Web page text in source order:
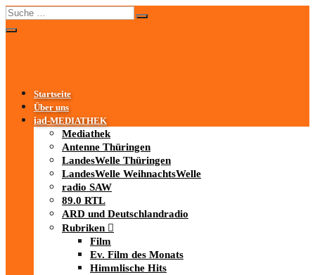
Startseite
Über uns
iad-MEDIATHEK
Mediathek
Antenne Thüringen
LandesWelle Thüringen
LandesWelle WeihnachtsWelle
radio SAW
89.0 RTL
ARD und Deutschlandradio
Rubriken
Film
Ev. Film des Monats
Himmlische Hits